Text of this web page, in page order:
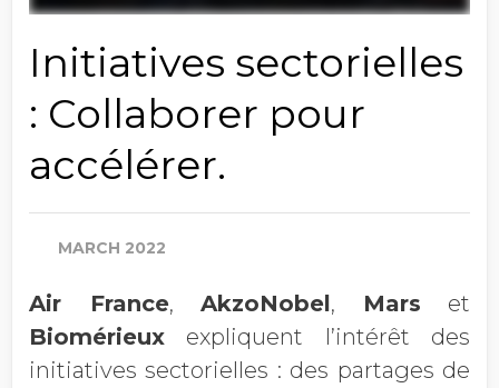
Initiatives sectorielles
: Collaborer pour
accélérer.
MARCH 2022
Air France, AkzoNobel, Mars et
Biomérieux expliquent l’intérêt des
initiatives sectorielles : des partages de